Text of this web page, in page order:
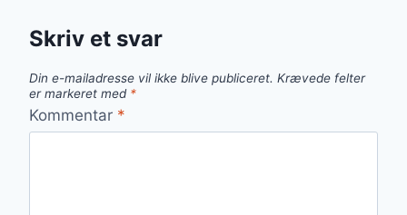
Skriv et svar
Din e-mailadresse vil ikke blive publiceret. Krævede felter
er markeret med *
Kommentar *